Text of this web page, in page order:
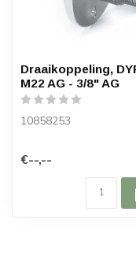
Draaikoppeling,
M22 AG - 3/8" AG
10858253
€--,--